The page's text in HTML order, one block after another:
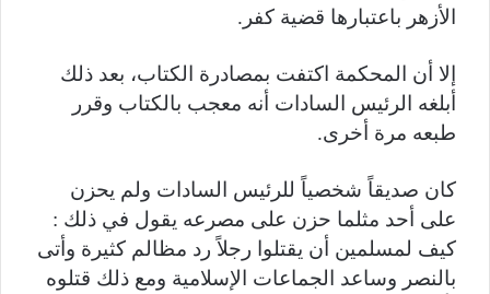
الأزهر باعتبارها قضية كفر.
إلا أن المحكمة اكتفت بمصادرة الكتاب، بعد ذلك
أبلغه الرئيس السادات أنه معجب بالكتاب وقرر
طبعه مرة أخرى.
كان صديقاً شخصياً للرئيس السادات ولم يحزن
على أحد مثلما حزن على مصرعه يقول في ذلك :
كيف لمسلمين أن يقتلوا رجلاً رد مظالم كثيرة وأتى
بالنصر وساعد الجماعات الإسلامية ومع ذلك قتلوه